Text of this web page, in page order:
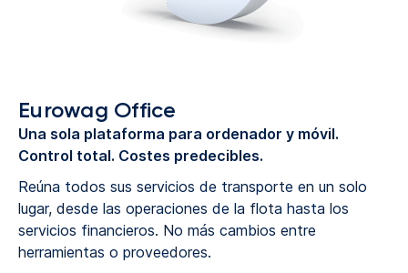
Eurowag Office
Una sola plataforma para ordenador y móvil.
Control total. Costes predecibles.
Reúna todos sus servicios de transporte en un solo
lugar, desde las operaciones de la flota hasta los
servicios financieros. No más cambios entre
herramientas o proveedores.